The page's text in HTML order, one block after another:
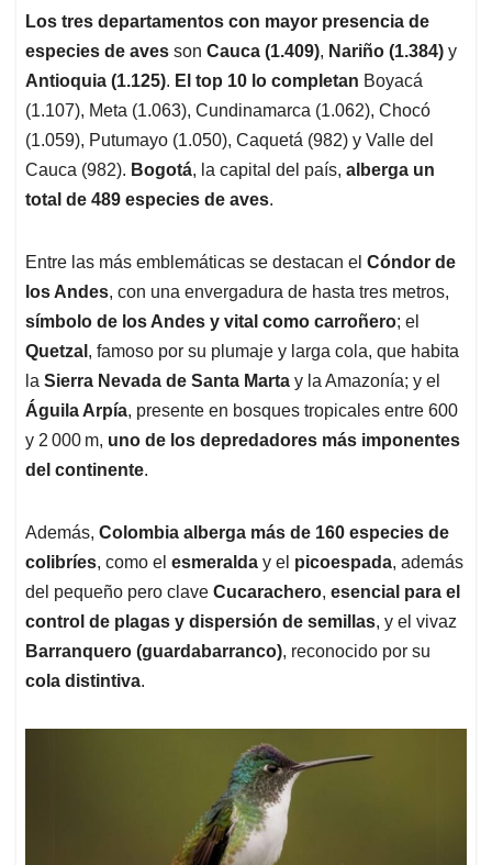
Los tres departamentos con mayor presencia de
especies de aves son Cauca (1.409), Nariño (1.384) y
Antioquia (1.125). El top 10 lo completan Boyacá
(1.107), Meta (1.063), Cundinamarca (1.062), Chocó
(1.059), Putumayo (1.050), Caquetá (982) y Valle del
Cauca (982). Bogotá, la capital del país, alberga un
total de 489 especies de aves.
Entre las más emblemáticas se destacan el Cóndor de
los Andes, con una envergadura de hasta tres metros,
símbolo de los Andes y vital como carroñero; el
Quetzal , famoso por su plumaje y larga cola, que habita
la Sierra Nevada de Santa Marta y la Amazonía; y el
Águila Arpía, presente en bosques tropicales entre 600
y 2 000 m, uno de los depredadores más imponentes
del continente.
Además, Colombia alberga más de 160 especies de
colibríes, como el esmeralda y el picoespada, además
del pequeño pero clave Cucarachero, esencial para el
control de plagas y dispersión de semillas, y el vivaz
Barranquero (guardabarranco), reconocido por su
cola distintiva.